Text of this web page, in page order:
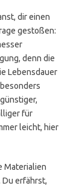
dir einen
gestoßen:
denn die
Lebensdauer
für
leicht, hier
Materialien
erfährst,